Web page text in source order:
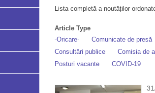
Lista completă a noutăților
Article Type
-Oricare-
Comunicate de presă
Consultări publice
Comisia de
Posturi vacante
COVID-19